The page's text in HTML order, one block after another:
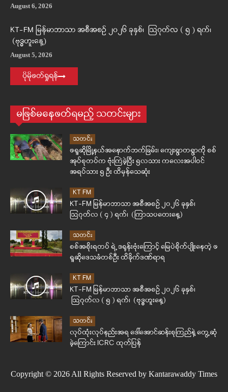
August 6, 2026
KT-FM မြန်မာဘာသာ အစီအစဉ် ၂၀၂၆ ခုနှစ်၊ ဩဂုတ်လ ( ၅ ) ရက်၊
(ဗုဒ္ဓဟူးနေ့)
August 5, 2026
ပိုမိုဖတ်ရှုရန်
မဖြစ်မနေဖတ်ရမည့် သတင်းများ
သတင်း
ဖရူဆိုမြို့နယ်အနောက်ဘက်ခြမ်း၊ ကျေးရွာတရွာကို စစ်
အုပ်စုတပ်က ဗုံးကြဲခဲ့ပြီး ၅လသား ကလေးအပါဝင်
အရပ်သား ၅ ဦး ထိမှန်သေဆုံး
KT FM
KT-FM မြန်မာဘာသာ အစီအစဉ် ၂၀၂၆ ခုနှစ်၊
ဩဂုတ်လ ( ၄ ) ရက်၊ (ကြာသပတေးနေ့)
သတင်း
စစ်အစိုးရတပ် ရဲ့ ဒရုန်းဗုံးကြောင့် မြေပဲစိုက်ပျိုးနေတဲ့ ဖ
ရူဆိုဒေသခံတစ်ဦး ထိခိုက်ဒဏ်ရာရ
KT FM
KT-FM မြန်မာဘာသာ အစီအစဉ် ၂၀၂၆ ခုနှစ်၊
ဩဂုတ်လ ( ၅ ) ရက်၊ (ဗုဒ္ဓဟူးနေ့)
သတင်း
လုပ်ထုံးလုပ်နည်းအရ ဒေါ်အောင်ဆန်းစုကြည်နဲ့ တွေ့ဆုံ
ခဲ့ကြောင်း ICRC ထုတ်ပြန်
Copyright © 2026 All Rights Reserved by Kantarawaddy Times